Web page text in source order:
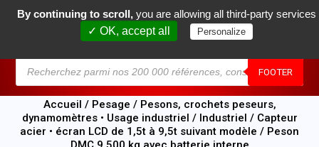
FOOTER
0
Accueil / Pesage / Pesons, crochets peseurs,
dynamomètres • Usage industriel / Industriel / Capteur
acier • écran LCD de 1,5t à 9,5t suivant modèle / Peson
By continuing to scroll, you are allowing all third-party services
✓ OK, accept all
Personalize